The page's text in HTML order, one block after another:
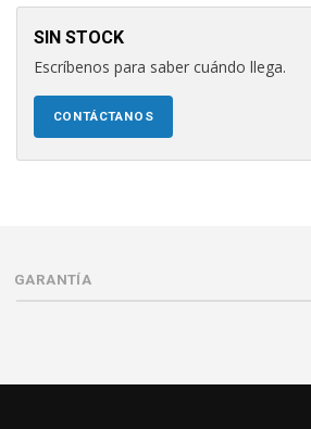
SIN STOCK
Escríbenos para saber cuándo llega.
CONTÁCTANOS
GARANTÍA